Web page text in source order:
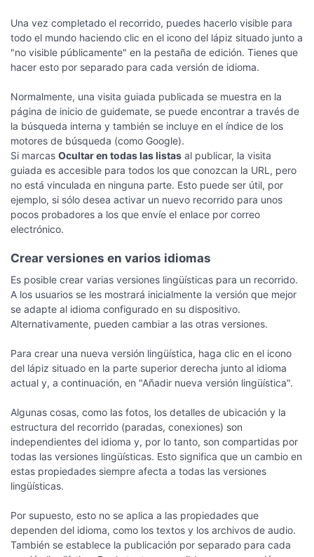
Una vez completado el recorrido, puedes hacerlo visible para
todo el mundo haciendo clic en el icono del lápiz situado junto a
"no visible públicamente" en la pestaña de edición. Tienes que
hacer esto por separado para cada versión de idioma.
Normalmente, una visita guiada publicada se muestra en la
página de inicio de guidemate, se puede encontrar a través de
la búsqueda interna y también se incluye en el índice de los
motores de búsqueda (como Google).
Si marcas Ocultar en todas las listas al publicar, la visita
guiada es accesible para todos los que conozcan la URL, pero
no está vinculada en ninguna parte. Esto puede ser útil, por
ejemplo, si sólo desea activar un nuevo recorrido para unos
pocos probadores a los que envíe el enlace por correo
electrónico.
Crear versiones en varios idiomas
Es posible crear varias versiones lingüísticas para un recorrido.
A los usuarios se les mostrará inicialmente la versión que mejor
se adapte al idioma configurado en su dispositivo.
Alternativamente, pueden cambiar a las otras versiones.
Para crear una nueva versión lingüística, haga clic en el icono
del lápiz situado en la parte superior derecha junto al idioma
actual y, a continuación, en "Añadir nueva versión lingüística".
Algunas cosas, como las fotos, los detalles de ubicación y la
estructura del recorrido (paradas, conexiones) son
independientes del idioma y, por lo tanto, son compartidas por
todas las versiones lingüísticas. Esto significa que un cambio en
estas propiedades siempre afecta a todas las versiones
lingüísticas.
Por supuesto, esto no se aplica a las propiedades que
dependen del idioma, como los textos y los archivos de audio.
También se establece la publicación por separado para cada